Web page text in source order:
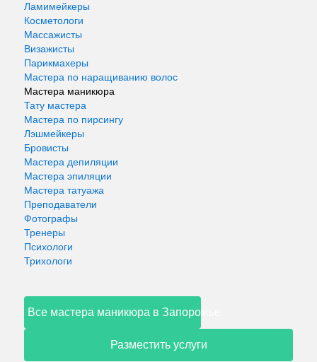
Ламимейкеры
Косметологи
Массажисты
Визажисты
Парикмахеры
Мастера по наращиванию волос
Мастера маникюра
Тату мастера
Мастера по пирсингу
Лэшмейкеры
Бровисты
Мастера депиляции
Мастера эпиляции
Мастера татуажа
Преподаватели
Фотографы
Тренеры
Психологи
Трихологи
Все мастера маникюра в Запорожье
Разместить услуги